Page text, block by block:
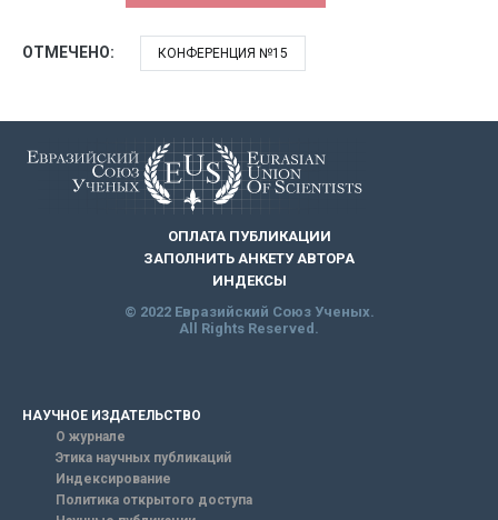
ОТМЕЧЕНО: КОНФЕРЕНЦИЯ №15
ОПЛАТА ПУБЛИКАЦИИ
ЗАПОЛНИТЬ АНКЕТУ АВТОРА
ИНДЕКСЫ
© 2022 Евразийский Союз Ученых.
All Rights Reserved.
НАУЧНОЕ ИЗДАТЕЛЬСТВО
О журнале
Этика научных публикаций
Индексирование
Политика открытого доступа